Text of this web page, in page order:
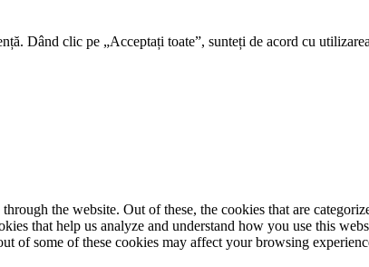
Dând clic pe „Acceptați toate”, sunteți de acord cu
the website. Out of these, the cookies that are
that help us analyze and understand how you use this
of some of these cookies may affect your browsing